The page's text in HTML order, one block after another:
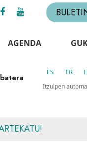
AGENDA
ES FR
Itzulpen